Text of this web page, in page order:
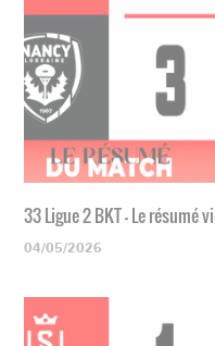
33 Ligue 2 BKT - Le résumé
04/05/2026